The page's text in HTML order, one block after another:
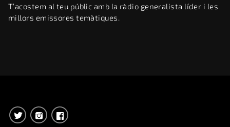
T’acostem al teu públic amb la ràdio generalista líder i les
millors emissores temàtiques.